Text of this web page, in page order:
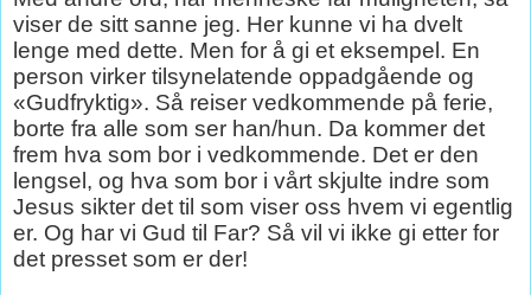
viser de sitt sanne jeg. Her kunne vi ha dvelt
lenge med dette. Men for å gi et eksempel. En
person virker tilsynelatende oppadgående og
«Gudfryktig». Så reiser vedkommende på ferie,
borte fra alle som ser han/hun. Da kommer det
frem hva som bor i vedkommende. Det er den
lengsel, og hva som bor i vårt skjulte indre som
Jesus sikter det til som viser oss hvem vi egentlig
er. Og har vi Gud til Far? Så vil vi ikke gi etter for
det presset som er der!